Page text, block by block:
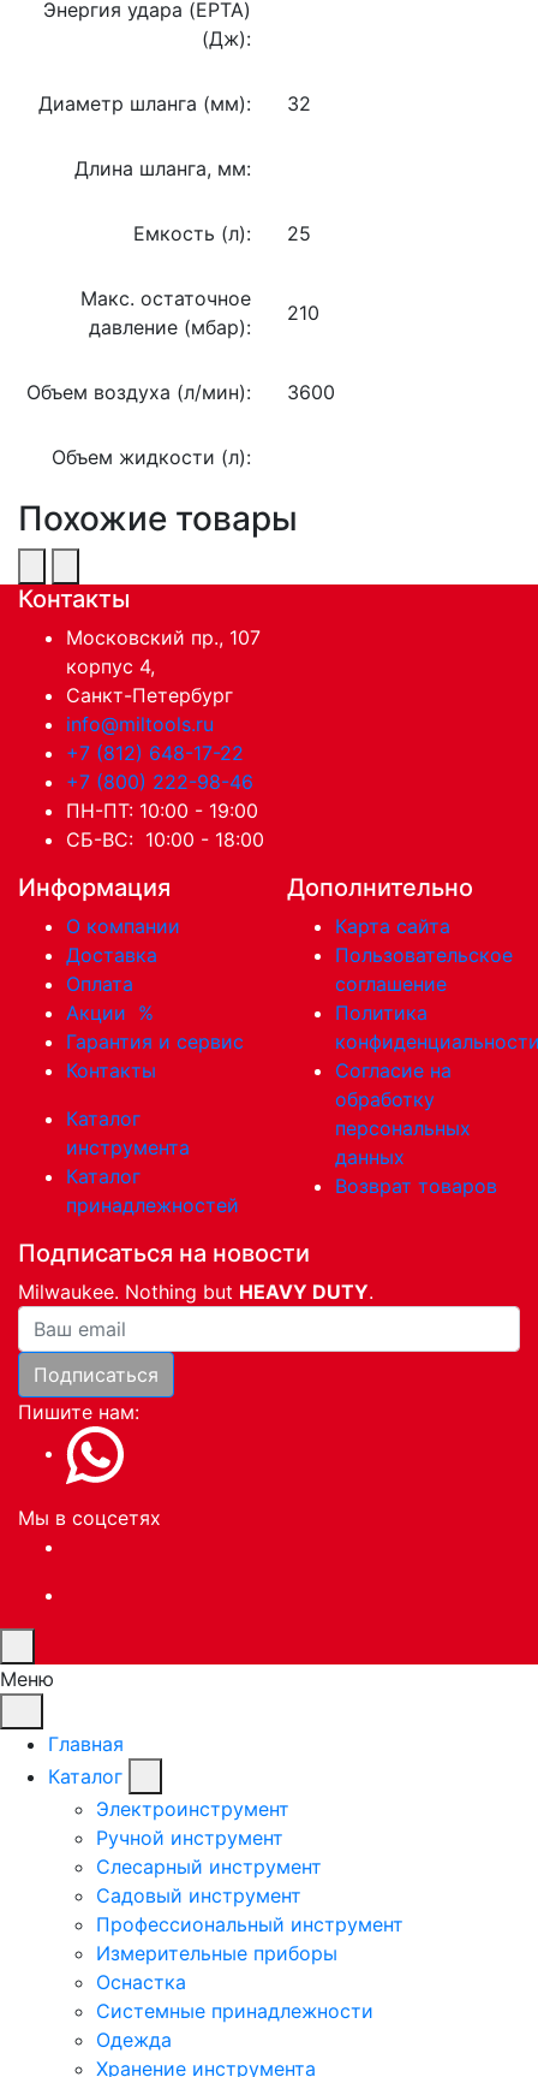
Энергия удара (EPTA)
(Дж):
Диаметр шланга (мм): 32
Длина шланга, мм:
Емкость (л): 25
Макс. остаточное
давление (мбар):
210
Объем воздуха (л/мин): 3600
Объем жидкости (л):
Похожие товары
Контакты
Московский пр., 107
корпус 4,
Санкт-Петербург
info@miltools.ru
+7 (812) 648-17-22
+7 (800) 222-98-46
ПН-ПТ: 10:00 - 19:00
СБ-ВС: 10:00 - 18:00
Информация
О компании
Доставка
Оплата
Акции %
Гарантия и сервис
Контакты
Каталог
инструмента
Каталог
принадлежностей
Дополнительно
Карта сайта
Пользовательское
соглашение
Политика
Согласие на
обработку
персональных
данных
Возврат товаров
Подписаться на новости
Milwaukee. Nothing but HEAVY DUTY.
Ваша почта
Подписаться
Пишите нам:
Мы в соцсетях
Меню
Главная
Каталог
Электроинструмент
Ручной инструмент
Слесарный инструмент
Садовый инструмент
Профессиональный инструмент
Измерительные приборы
Оснастка
Системные принадлежности
Одежда
Хранение инструмента